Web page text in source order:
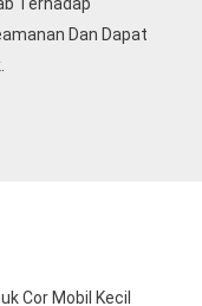
Terhadap
Dan Dapat
Cor Mobil Kecil